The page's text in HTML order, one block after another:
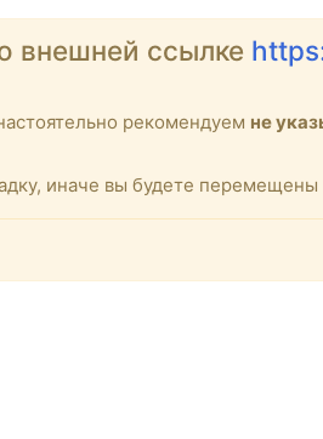
внешней ссылке
рекомендуем не
иначе вы будете перемещены